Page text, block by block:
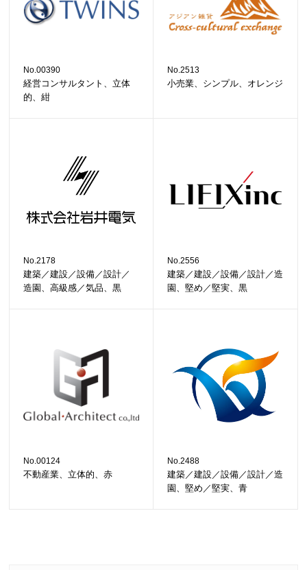
No.00390
経営コンサルタント、立体
的、紺
No.2513
小売業、シンプル、オレンジ
No.2178
建築／建設／設備／設計／
造園、高級感／気品、黒
No.2556
建築／建設／設備／設計／造
園、堅め／堅実、黒
No.00124
不動産業、立体的、赤
No.2488
建築／建設／設備／設計／造
園、堅め／堅実、青